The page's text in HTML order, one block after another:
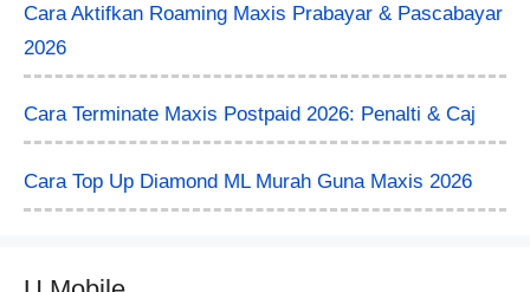
Cara Aktifkan Roaming Maxis Prabayar & Pascabayar
2026
Cara Terminate Maxis Postpaid 2026: Penalti & Caj
Cara Top Up Diamond ML Murah Guna Maxis 2026